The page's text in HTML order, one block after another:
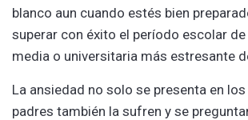
blanco aun cuando estés bien
superar con éxito el período escolar de
media o universitaria más estresante
La ansiedad no solo se presenta en
padres también la sufren y se